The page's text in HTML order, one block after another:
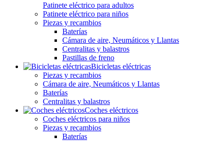
Patinete eléctrico para adultos
Patinete eléctrico para niños
Piezas y recambios
Baterías
Cámara de aire, Neumáticos y Llantas
Centralitas y balastros
Pastillas de freno
Bicicletas eléctricas
Piezas y recambios
Cámara de aire, Neumáticos y Llantas
Baterías
Centralitas y balastros
Coches eléctricos
Coches eléctricos para niños
Piezas y recambios
Baterías